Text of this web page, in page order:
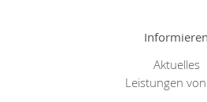
Informieren
Aktuelles
Leistungen